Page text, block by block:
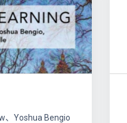
、Yoshua Bengio